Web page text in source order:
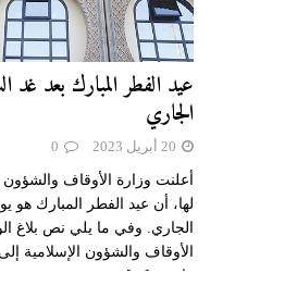
الجاري
20 أبريل 2023 0
أعلنت وزارة الأوقاف والشؤون
الجاري. وفي ما يلي نص بلاغ
الأوقاف والشؤون الإسلامية
راقبت [...]